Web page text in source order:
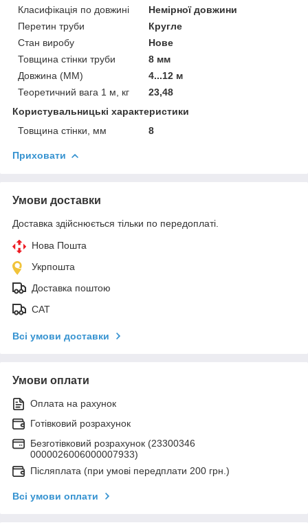
Класифікація по довжині
Немірної довжини
Перетин труби
Кругле
Стан виробу
Нове
Товщина стінки труби
8 мм
Довжина (ММ)
4...12 м
Теоретичний вага 1 м, кг
23,48
Користувальницькі характеристики
Товщина стінки, мм
8
Приховати
Умови доставки
Доставка здійснюється тільки по передоплаті.
Нова Пошта
Укрпошта
Доставка поштою
САТ
Всі умови доставки
Умови оплати
Оплата на рахунок
Готівковий розрахунок
Безготівковий розрахунок (23300346
0000026006000007933)
Післяплата (при умові передплати 200 грн.)
Всі умови оплати